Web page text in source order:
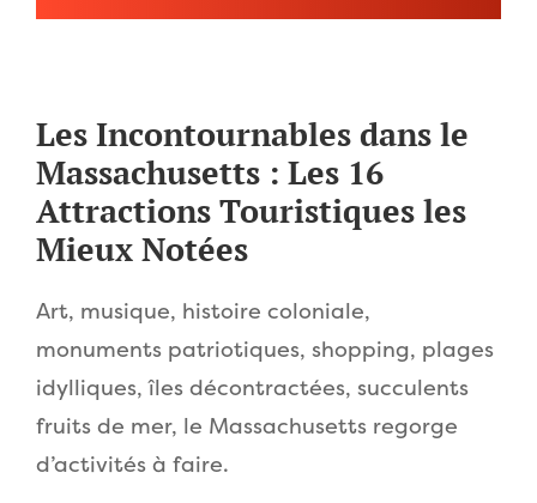
Les Incontournables dans le
Massachusetts : Les 16
Attractions Touristiques les
Mieux Notées
Art, musique, histoire coloniale,
monuments patriotiques, shopping, plages
idylliques, îles décontractées, succulents
fruits de mer, le Massachusetts regorge
d’activités à faire.